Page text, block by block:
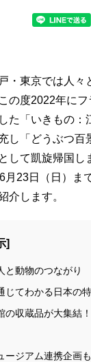
・東京では人々
の度2022年に
た「いきもの：
し「どうぶつ百
して凱旋帰国し
月23日（日）ま
介します。
]
と動物のつながり
じてわかる日本の
の収蔵品が大集結！
ージアム連携企画も